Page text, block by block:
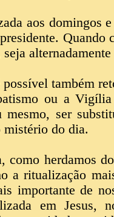
aos domingos
Quando
possível também
ou a
mesmo, ser
mistério do dia.
como herdamos
a ritualização
importante de
em Jesus,